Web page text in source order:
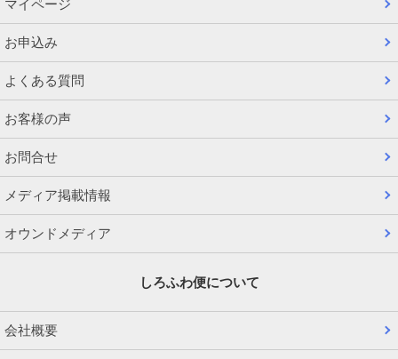
マイページ
お申込み
よくある質問
お客様の声
お問合せ
メディア掲載情報
オウンドメディア
しろふわ便について
会社概要